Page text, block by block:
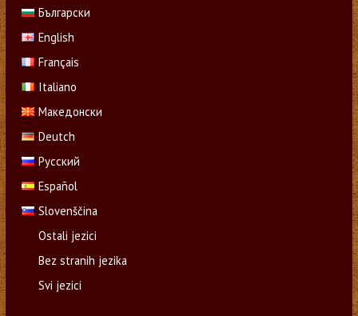
Български
English
Français
Italiano
Македонски
Deutch
Русский
Español
Slovenščina
Ostali jezici
Bez stranih jezika
Svi jezici